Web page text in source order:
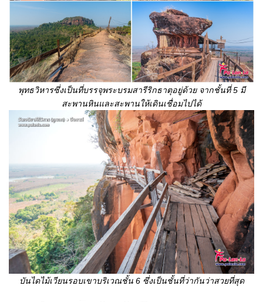
พุทธวิหารซึ่งเป็นที่บรรจุพระบรมสารีริกธาตุอยู่ด้วย จากชั้นที่ 5 มี
สะพานหินและสะพานให้เดินเชื่อมไปได้
บันไดไม้เวียนรอบเขาบริเวณชั้น 6 ซึ่งเป็นชั้นที่ว่ากันว่าสวยที่สุด